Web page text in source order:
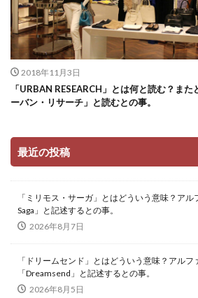
2018年11月3日
「URBAN RESEARCH」とは何と読む？ま
ーバン・リサーチ」と読むとの事。
最近の投稿
「ミリモス・サーガ」とはどういう意味？ア
Saga」と記述するとの事。
2026年8月7日
「ドリームセンド」とはどういう意味？アルフ
「Dreamsend」と記述するとの事。
2026年8月5日